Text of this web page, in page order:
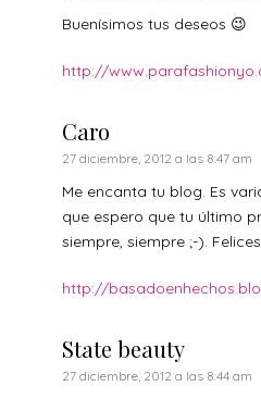
Buenísimos tus deseos 😉
http://
Caro
27 diciembre, 2012 a las 8:47 am
Me encanta tu blog. Es
que espero que tu último
siempre, siempre ;-).
http://
State beauty
27 diciembre, 2012 a las 8:44 am